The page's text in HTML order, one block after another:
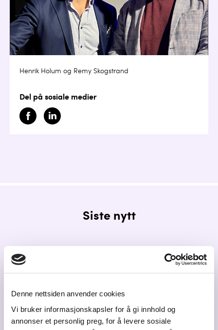
Denne nettsiden anvender cookies
Vi bruker informasjonskapsler for å gi innhold og
annonser et personlig preg, for å levere sosiale
Henrik Holum og Remy Skogstrand
Del på sosiale medier
Siste nytt